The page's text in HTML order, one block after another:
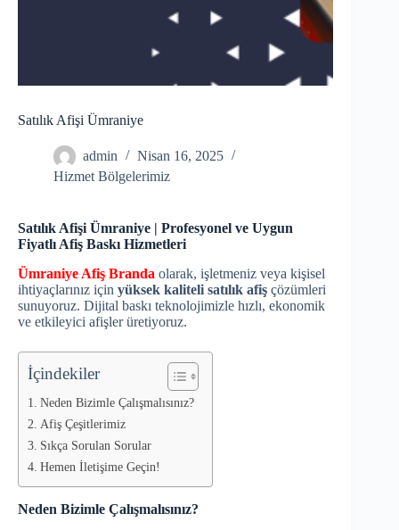
Satılık Afişi Ümraniye
admin
Nisan 16, 2025
Hizmet Bölgelerimiz
Satılık Afişi Ümraniye | Profesyonel ve Uygun
Fiyatlı Afiş Baskı Hizmetleri
Ümraniye Afiş Branda olarak, işletmeniz veya kişisel
ihtiyaçlarınız için yüksek kaliteli satılık afiş çözümleri
sunuyoruz. Dijital baskı teknolojimizle hızlı, ekonomik
ve etkileyici afişler üretiyoruz.
İçindekiler
Neden Bizimle Çalışmalısınız?
Afiş Çeşitlerimiz
Sıkça Sorulan Sorular
Hemen İletişime Geçin!
Neden Bizimle Çalışmalısınız?